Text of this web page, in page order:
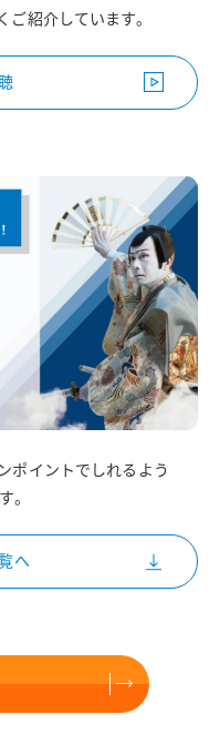
ご紹介しています。
ポイントでしれるよう
。
へ